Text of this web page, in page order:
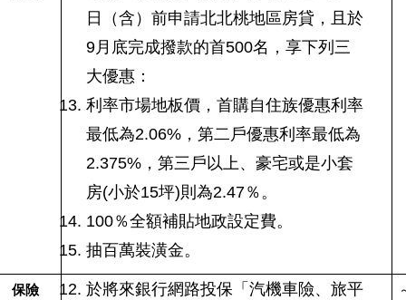
日（含）前申請北北桃地區房貸，且於
9月底完成撥款的首500名，享下列三
大優惠：
利率市場地板價，首購自住族優惠利率
最低為2.06%，第二戶優惠利率最低為
2.375%，第三戶以上、豪宅或是小套
房(小於15坪)則為2.47％。
100％全額補貼地政設定費。
抽百萬裝潢金。
保險
於將來銀行網路投保「汽機車險、旅平